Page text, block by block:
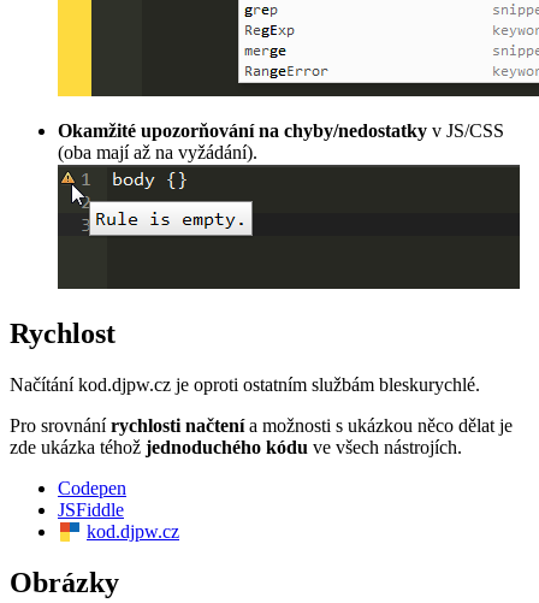
Okamžité upozorňování na chyby/nedostatky v JS/CSS
(oba mají až na vyžádání).
Rychlost
Načítání kod.djpw.cz je oproti ostatním službám bleskurychlé.
Pro srovnánírychlosti načtenía možnosti s ukázkou něco dělat je
zde ukázka téhož jednoduchého kódu ve všech nástrojích.
Codepen
JSFiddle
kod.djpw.cz
Obrázky